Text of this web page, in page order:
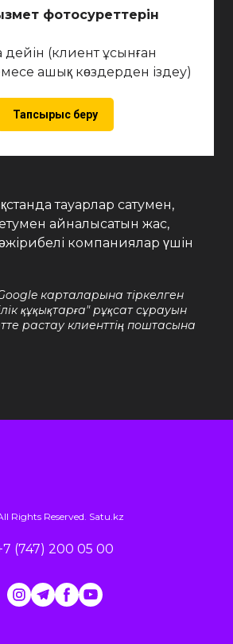
фотосуреттерін
дейін (клиент ұсынған
ашық көздерден іздеу)
Тапсырыс беру
тауарлар сатумен,
айналысатын жас,
компаниялар үшін
карталарына тіркелген
құқықтарға" рұқсат сұрауын
растау клиенттің поштасына
Rights Reserved. Satu.kz
(747) 200 05 00